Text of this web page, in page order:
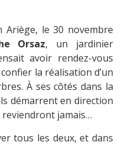
Ariège, le 30 novembre
Orsaz, un jardinier
avoir rendez-vous
la réalisation d’un
À ses côtés dans la
démarrent en direction
reviendront jamais…
tous les deux, et dans